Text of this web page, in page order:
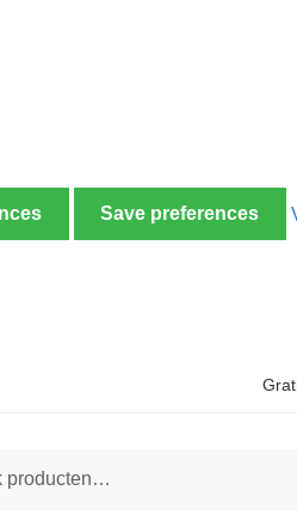
Save preferences